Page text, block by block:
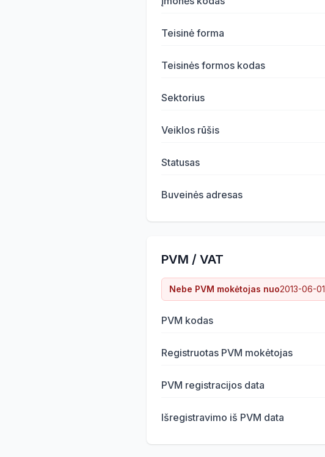
Teisinė forma
Teisinės formos kodas
Sektorius
Veiklos rūšis
Statusas
Buveinės adresas
PVM / VAT
Nebe PVM mokėtojas nuo2013-06-01
PVM kodas
Registruotas PVM mokėtojas
PVM registracijos data
Išregistravimo iš PVM data